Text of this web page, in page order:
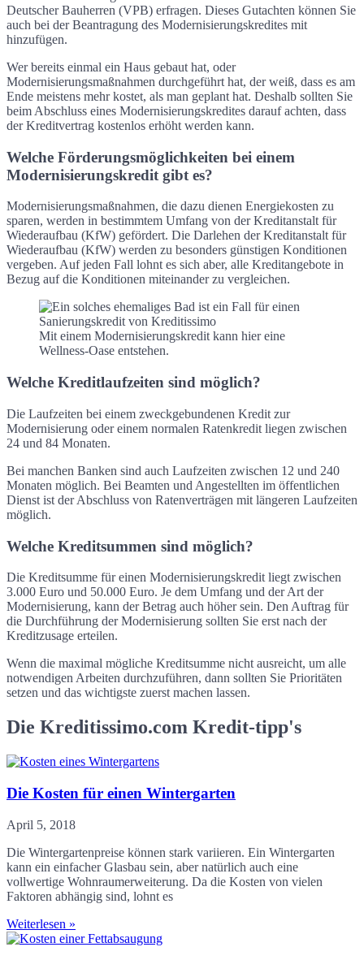
Deutscher Bauherren (VPB) erfragen. Dieses Gutachten können Sie
auch bei der Beantragung des Modernisierungskredites mit
hinzufügen.
Wer bereits einmal ein Haus gebaut hat, oder
Modernisierungsmaßnahmen durchgeführt hat, der weiß, dass es am
Ende meistens mehr kostet, als man geplant hat. Deshalb sollten Sie
beim Abschluss eines Modernisierungskredites darauf achten, dass
der Kreditvertrag kostenlos erhöht werden kann.
Welche Förderungsmöglichkeiten bei einem
Modernisierungskredit gibt es?
Modernisierungsmaßnahmen, die dazu dienen Energiekosten zu
sparen, werden in bestimmtem Umfang von der Kreditanstalt für
Wiederaufbau (KfW) gefördert. Die Darlehen der Kreditanstalt für
Wiederaufbau (KfW) werden zu besonders günstigen Konditionen
vergeben. Auf jeden Fall lohnt es sich aber, alle Kreditangebote in
Bezug auf die Konditionen miteinander zu vergleichen.
Mit einem Modernisierungskredit kann hier eine
Wellness-Oase entstehen.
Welche Kreditlaufzeiten sind möglich?
Die Laufzeiten bei einem zweckgebundenen Kredit zur
Modernisierung oder einem normalen Ratenkredit liegen zwischen
24 und 84 Monaten.
Bei manchen Banken sind auch Laufzeiten zwischen 12 und 240
Monaten möglich. Bei Beamten und Angestellten im öffentlichen
Dienst ist der Abschluss von Ratenverträgen mit längeren Laufzeiten
möglich.
Welche Kreditsummen sind möglich?
Die Kreditsumme für einen Modernisierungskredit liegt zwischen
3.000 Euro und 50.000 Euro. Je dem Umfang und der Art der
Modernisierung, kann der Betrag auch höher sein. Den Auftrag für
die Durchführung der Modernisierung sollten Sie erst nach der
Kreditzusage erteilen.
Wenn die maximal mögliche Kreditsumme nicht ausreicht, um alle
notwendigen Arbeiten durchzuführen, dann sollten Sie Prioritäten
setzen und das wichtigste zuerst machen lassen.
Die Kreditissimo.com Kredit-tipp's
Die Kosten für einen Wintergarten
April 5, 2018
Die Wintergartenpreise können stark variieren. Ein Wintergarten
kann ein einfacher Glasbau sein, aber natürlich auch eine
vollwertige Wohnraumerweiterung. Da die Kosten von vielen
Faktoren abhängig sind, lohnt es
Weiterlesen »